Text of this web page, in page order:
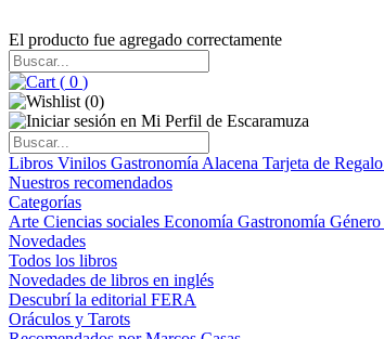
El producto fue agregado correctamente
( 0 )
(0)
Libros Vinilos Gastronomía Alacena Tarjeta de Regalo
Nuestros recomendados
Categorías
Arte Ciencias sociales Economía Gastronomía Género
Novedades
Todos los libros
Novedades de libros en inglés
Descubrí la editorial FERA
Oráculos y Tarots